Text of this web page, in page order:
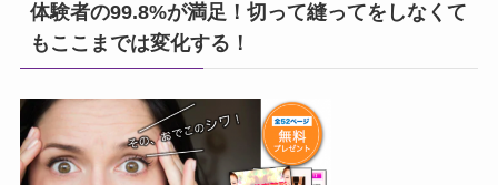
体験者の99.8%が満足！切って縫ってをしなくて
もここまでは変化する！